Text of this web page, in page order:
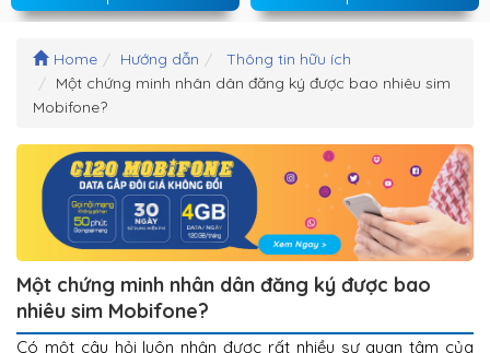
Home Hướng dẫn
Thông tin hữu ích
Một chứng minh nhân dân đăng ký được bao nhiêu sim
Mobifone?
Một chứng minh nhân dân đăng ký được bao
nhiêu sim Mobifone?
Có một câu hỏi luôn nhận được rất nhiều sự quan tâm của